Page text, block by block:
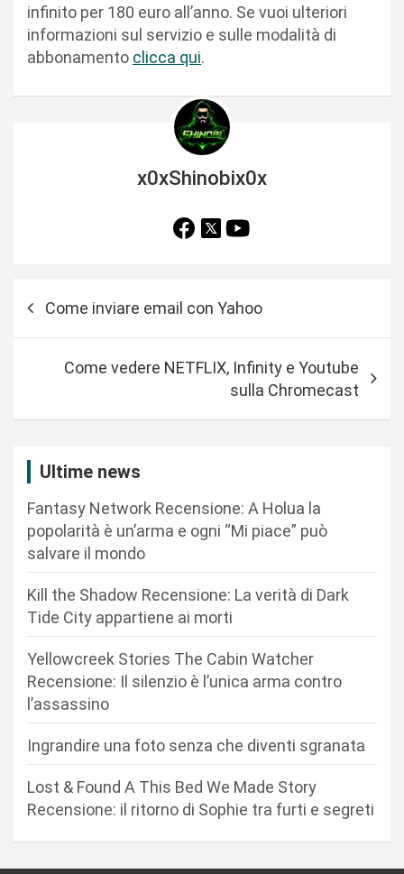
infinito per 180 euro all’anno. Se vuoi ulteriori
informazioni sul servizio e sulle modalità di
abbonamento clicca qui.
x0xShinobix0x
Come inviare email con Yahoo
Come vedere NETFLIX, Infinity e Youtube
sulla Chromecast
Ultime news
Fantasy Network Recensione: A Holua la
popolarità è un’arma e ogni “Mi piace” può
salvare il mondo
Kill the Shadow Recensione: La verità di Dark
Tide City appartiene ai morti
Yellowcreek Stories The Cabin Watcher
Recensione: Il silenzio è l’unica arma contro
l’assassino
Ingrandire una foto senza che diventi sgranata
Lost & Found A This Bed We Made Story
Recensione: il ritorno di Sophie tra furti e segreti